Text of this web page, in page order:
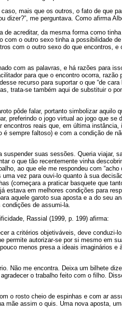
mais que os outros, o fato de que
dizer?”, me perguntava. Como afirma
de acreditar, da mesma forma como
com o outro sexo tinha a possibilidade
com o outro sexo do que encontros, e
com as palavras, e há razões para
para que o encontro ocorra, razão
recurso para suportar o que “de cara
trata-se também aqui de substituir o
pôde falar, portanto simbolizar aquilo
preferindo o jogo virtual ao jogo que se
reais que, em última
sempre faltoso) e com a condição de
suspender suas sessões. Queria viajar,
o que tão recentemente vinha
ao que ele me respondeu com “acho
vez para ouvi-lo quanto à sua
(começara a praticar basquete que
estava em melhores condições para
aquele garoto sua aposta e a do seu
de assumi-la.
Rassial (1999, p. 199) afirma:
a critérios objetiváveis, deve conduzi-
permite autorizar-se por si mesmo em
menos presa a ideais imaginários e
Não me encontra. Deixa um bilhete
o trabalho feito com o filho.
o rosto cheio de espinhas e com ar
mãe assim o quis. Uma nova aposta,